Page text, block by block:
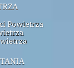
Powietrza